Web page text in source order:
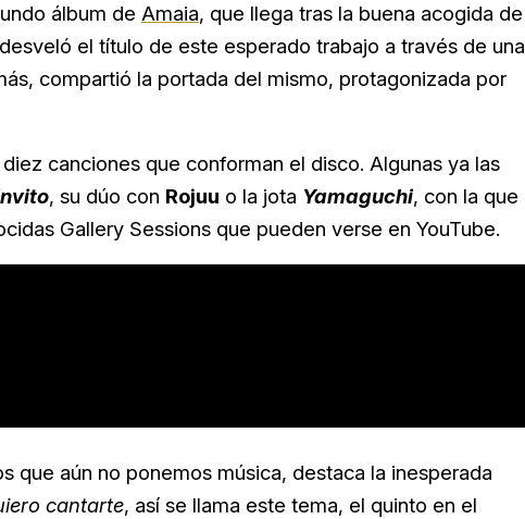
álbum de Amaia, que llega tras la buena acogida de
el título de este esperado trabajo a través de una
compartió la portada del mismo, protagonizada por
canciones que conforman el disco. Algunas ya las
, su dúo con Rojuu o la jota Yamaguchi, con la que
Gallery Sessions que pueden verse en YouTube.
que aún no ponemos música, destaca la inesperada
cantarte, así se llama este tema, el quinto en el